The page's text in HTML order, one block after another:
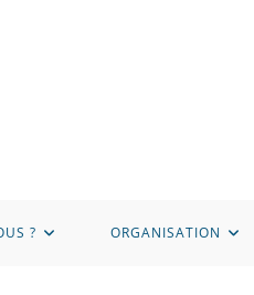
? ORGANISATION